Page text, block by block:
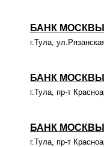
БАНК
г.Тула,
БАНК
г.Тула, пр-т
БАНК
г.Тула, пр-т